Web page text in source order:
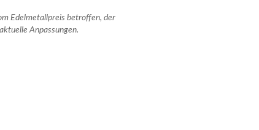
Edelmetallpreis betroffen, der
Anpassungen.